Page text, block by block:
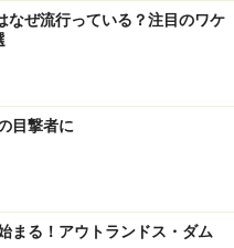
記事執筆時点（2020年12
おり、文字通り「国民的
なぜ流行っている？注目のワケ
目撃者に
まる！アウトランドス・ダム